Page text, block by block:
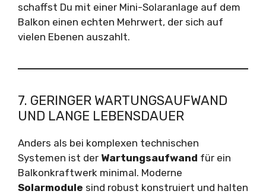
schaffst Du mit einer Mini-Solaranlage auf dem
Balkon einen echten Mehrwert, der sich auf
vielen Ebenen auszahlt.
7. GERINGER WARTUNGSAUFWAND
UND LANGE LEBENSDAUER
Anders als bei komplexen technischen
Systemen ist der Wartungsaufwand für ein
Balkonkraftwerk minimal. Moderne
Solarmodule sind robust konstruiert und halten